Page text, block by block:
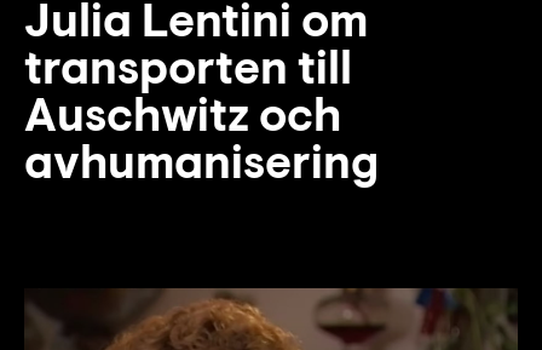
Julia Lentini om
transporten till
Auschwitz och
avhumanisering